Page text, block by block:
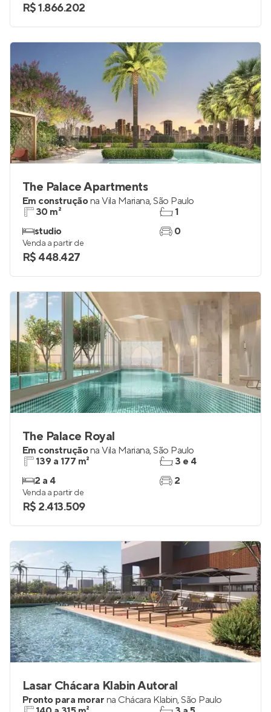
R$ 1.866.202
The Palace Apartments
Em construçãona Vila Mariana,São Paulo
30 m²
studio
1
0
Venda a partir de
R$ 448.427
The Palace Royal
Em construçãona Vila Mariana,São Paulo
139 a 177 m²
2 a 4
3 e 4
2
Venda a partir de
R$ 2.413.509
Lasar Chácara Klabin Autoral
Pronto para morar na Chácara Klabin,São Paulo